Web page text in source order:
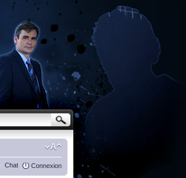
Chat Connexion